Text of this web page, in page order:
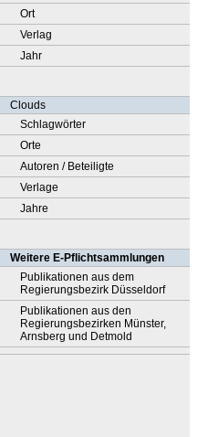
Ort
Verlag
Jahr
Clouds
Schlagwörter
Orte
Autoren / Beteiligte
Verlage
Jahre
Weitere E-Pflichtsammlungen
Publikationen aus dem
Regierungsbezirk Düsseldorf
Publikationen aus den
Regierungsbezirken Münster,
Arnsberg und Detmold